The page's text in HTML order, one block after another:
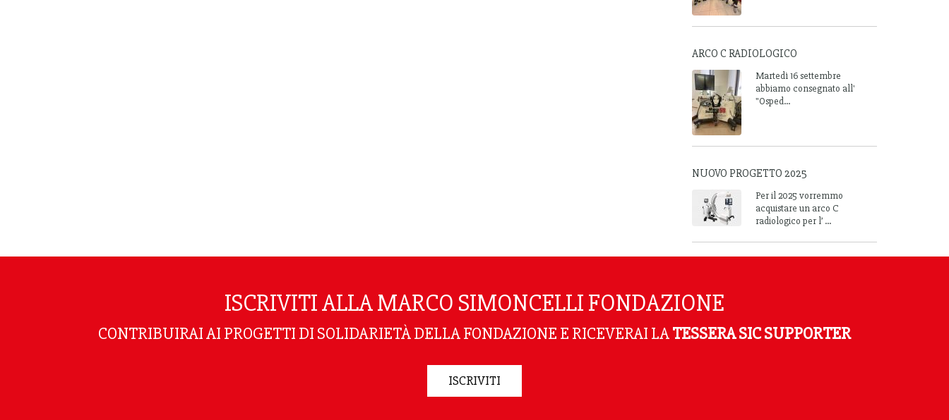
ARCO C RADIOLOGICO
Martedì 16 settembre
abbiamo consegnato all'
"Osped...
NUOVO PROGETTO 2025
Per il 2025 vorremmo
acquistare un arco C
radiologico per l’ ...
ISCRIVITI ALLA MARCO SIMONCELLI FONDAZIONE
CONTRIBUIRAI AI PROGETTI DI SOLIDARIETÀ DELLA FONDAZIONE E RICEVERAI LATESSERA SIC SUPPORTER
ISCRIVITI